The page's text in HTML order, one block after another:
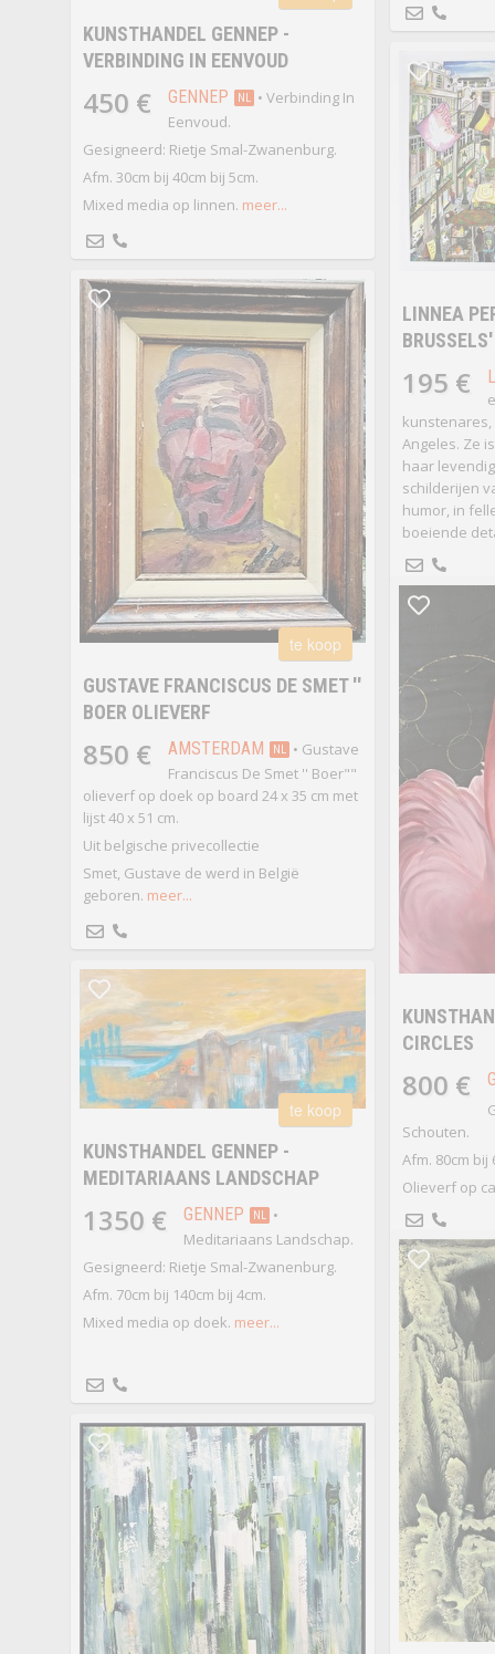
KUNSTHANDEL GENNEP -
VERBINDING IN EENVOUD
450 € GENNEP NL • Verbinding In
Eenvoud.
Gesigneerd: Rietje Smal-Zwanenburg.
Afm. 30cm bij 40cm bij 5cm.
Mixed media op linnen. meer...
LINNEA
BRUSSELS'
195 €
kunstenares,
Angeles. Ze
haar
schilderijen
humor, in
boeiende
te koop
GUSTAVE FRANCISCUS DE SMET ''
BOER OLIEVERF
850 € AMSTERDAM NL • Gustave
Franciscus De Smet '' Boer""
olieverf op doek op board 24 x 35 cm met
lijst 40 x 51 cm.
Uit belgische privecollectie
Smet, Gustave de werd in België
geboren. meer...
CIRCLES
800 €
Schouten.
Afm. 80cm bij
Olieverf op
te koop
KUNSTHANDEL GENNEP -
MEDITARIAANS LANDSCHAP
1350 € GENNEP NL •
Meditariaans Landschap.
Gesigneerd: Rietje Smal-Zwanenburg.
Afm. 70cm bij 140cm bij 4cm.
Mixed media op doek. meer...